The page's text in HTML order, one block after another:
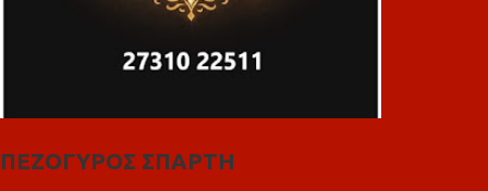
ΠΕΖΟΓΥΡΟΣ ΣΠΑΡΤΗ